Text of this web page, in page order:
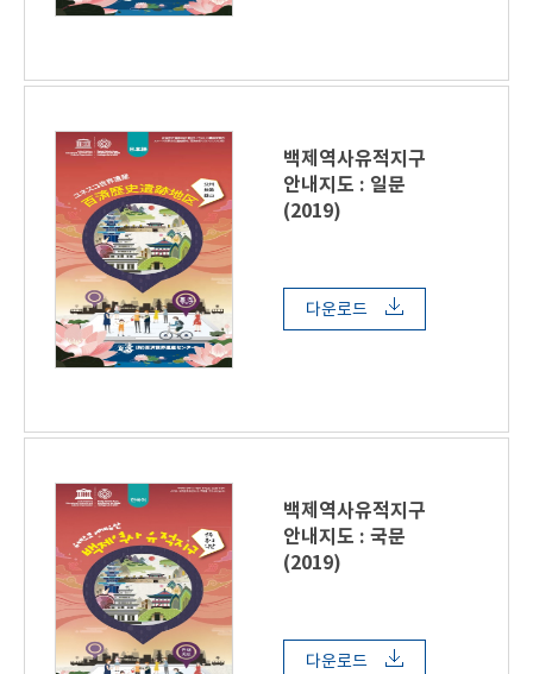
백제역사유적지구
안내지도 : 일문
(2019)
다운로드
백제역사유적지구
안내지도 : 국문
(2019)
다운로드